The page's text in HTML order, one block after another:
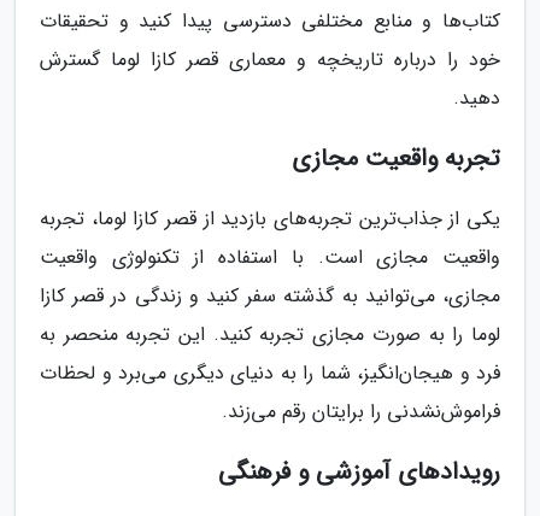
کتاب‌ها و منابع مختلفی دسترسی پیدا کنید و تحقیقات
خود را درباره تاریخچه و معماری قصر کازا لوما گسترش
دهید.
تجربه واقعیت مجازی
یکی از جذاب‌ترین تجربه‌های بازدید از قصر کازا لوما، تجربه
واقعیت مجازی است. با استفاده از تکنولوژی واقعیت
مجازی، می‌توانید به گذشته سفر کنید و زندگی در قصر کازا
لوما را به صورت مجازی تجربه کنید. این تجربه منحصر به
فرد و هیجان‌انگیز، شما را به دنیای دیگری می‌برد و لحظات
فراموش‌نشدنی را برایتان رقم می‌زند.
رویدادهای آموزشی و فرهنگی